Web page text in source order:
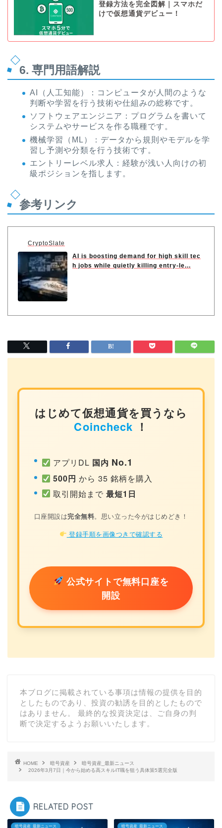
登録方法を完全図解｜スマホだ
けで仮想通貨デビュー！
6. 専門用語解説
AI（人工知能）：コンピュータが人間のような
判断や学習を行う技術や仕組みの総称です。
ソフトウェアエンジニア：プログラムを書いて
システムやサービスを作る職種です。
機械学習（ML）：データから規則やモデルを学
習し予測や分類を行う技術です。
エントリーレベル求人：経験が浅い人向けの初
級ポジションを指します。
参考リンク
CryptoSlate
AI is boosting demand for high skill tec
h jobs while quietly killing entry-le...
はじめて仮想通貨を買うなら
Coincheck ！
アプリDL 国内 No.1
500円 から 35 銘柄を購入
取引開始まで最短1日
口座開設は完全無料。思い立った今がはじめどき！
登録手順を画像つきで確認する
公式サイトで無料口座を
開設
本ブログに掲載されている事項は情報の提供を目的
としたものであり、投資の勧誘を目的としたもので
はありません。 最終的な投資決定は、ご自身の判
断で決定するようお願いいたします。
HOME 暗号資産
暗号資産_最新ニュース
2026年3月7日｜今から始める高スキルIT職を狙う具体策5選完全版
RELATED POST
暗号資産_最新ニュース 暗号資産_最新ニュース